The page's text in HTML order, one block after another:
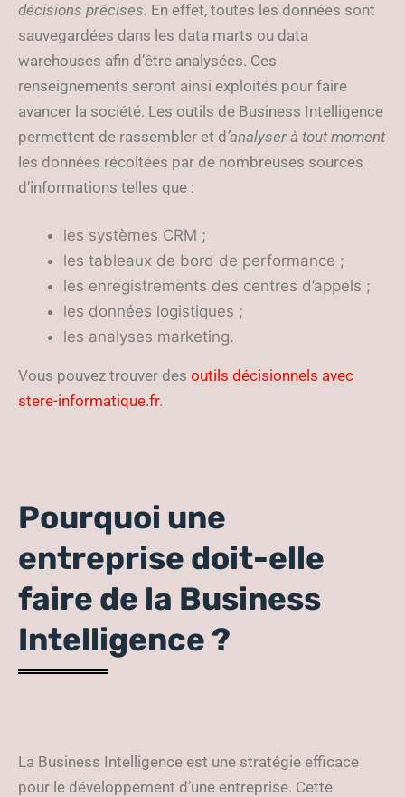
décisions précises. En effet, toutes les données sont
sauvegardées dans les data marts ou data
warehouses afin d’être analysées. Ces
renseignements seront ainsi exploités pour faire
avancer la société. Les outils de Business Intelligence
permettent de rassembler et d ’analyser à tout moment
les données récoltées par de nombreuses sources
d’informations telles que :
les systèmes CRM ;
les tableaux de bord de performance ;
les enregistrements des centres d’appels ;
les données logistiques ;
les analyses marketing.
Vous pouvez trouver des outils décisionnels avec
stere-informatique.fr.
Pourquoi une
entreprise doit-elle
faire de la Business
Intelligence ?
La Business Intelligence est une stratégie efficace
pour le développement d’une entreprise. Cette